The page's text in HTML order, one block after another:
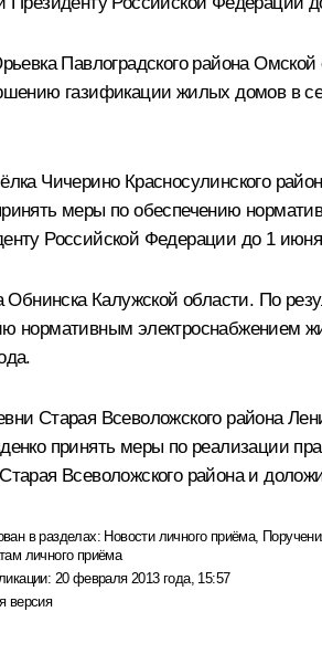
Павлоградского района
газификации жилых домов в
Чичерино Красносулинского
меры по обеспечению
Российской Федерации до 1 июня
Обнинска Калужской области. По
нормативным электроснабжением
Старая Всеволожского района
принять меры по реализации
Всеволожского района и
в разделах: Новости личного приёма,
личного приёма
20 февраля 2013 года, 15:57
версия